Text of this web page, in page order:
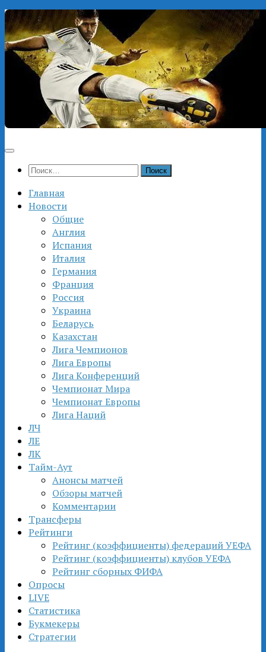
Перейти
к
содержимому
Найти:
Главная
Новости
Общие
Англия
Испания
Италия
Германия
Франция
Россия
Украина
Беларусь
Казахстан
Лига Чемпионов
Лига Европы
Лига Конференций
Чемпионат Мира
Чемпионат Европы
Лига Наций
ЛЧ
ЛЕ
ЛК
Тайм-Аут
Анонсы матчей
Обзоры матчей
Комментарии
Трансферы
Рейтинги
Рейтинг (коэффициенты) федераций УЕФА
Рейтинг (коэффициенты) клубов УЕФА
Рейтинг сборных ФИФА
Опросы
LIVE
Статистика
Букмекеры
Стратегии